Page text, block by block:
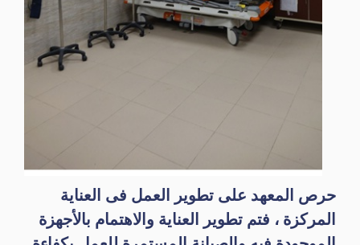
حرص المعهد على تطوير العمل فى العناية
المركزة ، فتم تطوير العناية والاهتمام بالأجهزة